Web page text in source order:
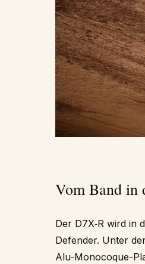
Vom Band in
Der D7X‑R wird in
Defender. Unter
Alu-Monocoque-